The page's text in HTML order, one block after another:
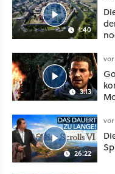
1:40
3:13
26:22